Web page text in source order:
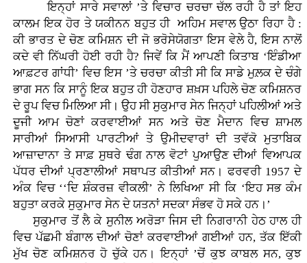
ਇਨ੍ਹਾਂ ਸਾਰੇ ਸਵਾਲਾਂ ’ਤੇ ਵਿਚਾਰ ਚਰਚਾ ਚੱਲ ਰਹੀ ਹੈ ਤਾਂ ਇਹ
ਕਾਲਮ ਇਕ ਹੋਰ ਤੇ ਯਕੀਨਨ ਬਹੁਤ ਹੀ ਅਹਿਮ ਸਵਾਲ ਉਠਾ ਰਿਹਾ ਹੈ :
ਕੀ ਭਾਰਤ ਦੇ ਚੋਣ ਕਮਿਸ਼ਨ ਦੀ ਜੋ ਭਰੋਸੇਯੋਗਤਾ ਇਸ ਵੇਲੇ ਹੈ, ਇਸ ਨਾਲੋਂ
ਕਦੇ ਵੀ ਨਿੱਘਰੀ ਹੋਈ ਰਹੀ ਹੈ? ਜਿਵੇਂ ਕਿ ਮੈਂ ਆਪਣੀ ਕਿਤਾਬ ‘ਇੰਡੀਆ
ਆਫ਼ਟਰ ਗਾਂਧੀ’ ਵਿਚ ਇਸ ’ਤੇ ਚਰਚਾ ਕੀਤੀ ਸੀ ਕਿ ਸਾਡੇ ਮੁਲ਼ਕ ਦੇ ਚੰਗੇ
ਭਾਗ ਸਨ ਕਿ ਸਾਨੂੰ ਇਕ ਬਹੁਤ ਹੀ ਹੋਣਹਾਰ ਸ਼ਖ਼ਸ ਪਹਿਲੇ ਚੋਣ ਕਮਿਸ਼ਨਰ
ਦੇ ਰੂਪ ਵਿਚ ਮਿਲਿਆ ਸੀ। ਉਹ ਸੀ ਸੁਕੁਮਾਰ ਸੇਨ ਜਿਨ੍ਹਾਂ ਪਹਿਲੀਆਂ ਅਤੇ
ਦੂਜੀ ਆਮ ਚੋਣਾਂ ਕਰਵਾਈਆਂ ਸਨ ਅਤੇ ਚੋਣ ਮੈਦਾਨ ਵਿਚ ਸ਼ਾਮਲ
ਸਾਰੀਆਂ ਸਿਆਸੀ ਪਾਰਟੀਆਂ ਤੇ ਉਮੀਦਵਾਰਾਂ ਦੀ ਤਵੱਕੋ ਮੁਤਾਬਿਕ
ਆਜ਼ਾਦਾਨਾ ਤੇ ਸਾਫ਼ ਸੁਥਰੇ ਢੰਗ ਨਾਲ ਵੋਟਾਂ ਪੁਆਉਣ ਦੀਆਂ ਵਿਆਪਕ
ਪੱਧਰ ਦੀਆਂ ਪ੍ਰਣਾਲੀਆਂ ਸਥਾਪਤ ਕੀਤੀਆਂ ਸਨ। ਫਰਵਰੀ 1957 ਦੇ
ਅੰਕ ਵਿਚ ‘‘ਦਿ ਸ਼ੰਕਰਜ਼ ਵੀਕਲੀ’ ਨੇ ਲਿਖਿਆ ਸੀ ਕਿ ‘ਇਹ ਸਭ ਕੰਮ
ਬਹੁਤਾ ਕਰਕੇ ਸੁਕੁਮਾਰ ਸੇਨ ਦੇ ਯਤਨਾਂ ਸਦਕਾ ਸੰਭਵ ਹੋ ਸਕੇ ਹਨ।’
ਸੁਕੁਮਾਰ ਤੋਂ ਲੈ ਕੇ ਸੁਨੀਲ ਅਰੋੜਾ ਜਿਸ ਦੀ ਨਿਗਰਾਨੀ ਹੇਠ ਹਾਲ ਹੀ
ਵਿਚ ਪੱਛਮੀ ਬੰਗਾਲ ਦੀਆਂ ਚੋਣਾਂ ਕਰਵਾਈਆਂ ਗਈਆਂ ਹਨ, ਤੱਕ ਇੱਕੀ
ਮੁੱਖ ਚੋਣ ਕਮਿਸ਼ਨਰ ਹੋ ਚੁੱਕੇ ਹਨ। ਇਨ੍ਹਾਂ ’ਚੋਂ ਕੁਝ ਕਾਬਲ ਸਨ, ਕੁਝ